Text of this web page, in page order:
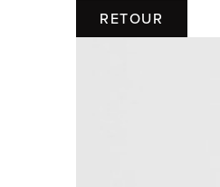
RETOUR